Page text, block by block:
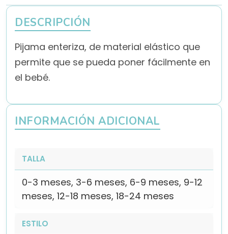
DESCRIPCIÓN
Pijama enteriza, de material elástico que
permite que se pueda poner fácilmente en
el bebé.
INFORMACIÓN ADICIONAL
TALLA
0-3 meses, 3-6 meses, 6-9 meses, 9-12
meses, 12-18 meses, 18-24 meses
ESTILO